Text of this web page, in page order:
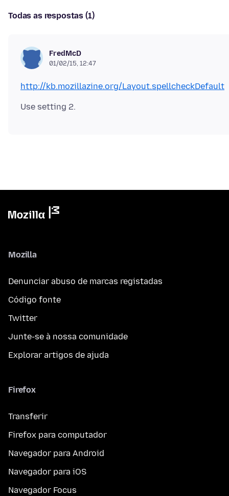
Todas as respostas (1)
FredMcD
01/02/15, 12:47
http://kb.mozillazine.org/Layout.spellcheckDefault
Mozilla
Denunciar abuso de marcas registadas
Código fonte
Twitter
Junte-se à nossa comunidade
Explorar artigos de ajuda
Firefox
Transferir
Firefox para computador
Navegador para Android
Navegador para iOS
Navegador Focus